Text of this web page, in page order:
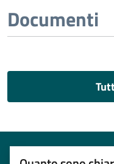
Documenti